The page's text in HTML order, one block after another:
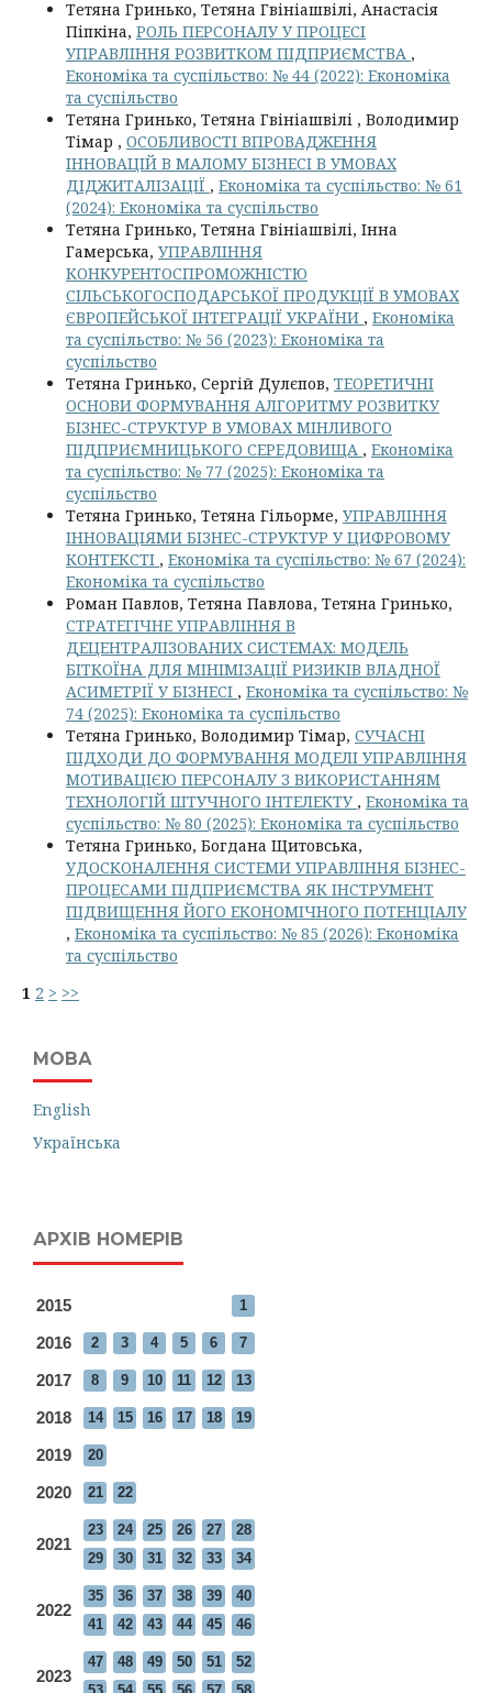
Тетяна Гринько, Тетяна Гвініашвілі, Анастасія
Піпкіна, РОЛЬ ПЕРСОНАЛУ У ПРОЦЕСІ
УПРАВЛІННЯ РОЗВИТКОМ ПІДПРИЄМСТВА ,
Економіка та суспільство: № 44 (2022): Економіка
та суспільство
Тетяна Гринько, Тетяна Гвініашвілі , Володимир
Тімар , ОСОБЛИВОСТІ ВПРОВАДЖЕННЯ
ІННОВАЦІЙ В МАЛОМУ БІЗНЕСІ В УМОВАХ
ДІДЖИТАЛІЗАЦІЇ , Економіка та суспільство: № 61
(2024): Економіка та суспільство
Тетяна Гринько, Тетяна Гвініашвілі, Інна
Гамерська, УПРАВЛІННЯ
КОНКУРЕНТОСПРОМОЖНІСТЮ
СІЛЬСЬКОГОСПОДАРСЬКОЇ ПРОДУКЦІЇ В УМОВАХ
ЄВРОПЕЙСЬКОЇ ІНТЕГРАЦІЇ УКРАЇНИ , Економіка
та суспільство: № 56 (2023): Економіка та
суспільство
Тетяна Гринько, Сергій Дулєпов, ТЕОРЕТИЧНІ
ОСНОВИ ФОРМУВАННЯ АЛГОРИТМУ РОЗВИТКУ
БІЗНЕС-СТРУКТУР В УМОВАХ МІНЛИВОГО
ПІДПРИЄМНИЦЬКОГО СЕРЕДОВИЩА , Економіка
та суспільство: № 77 (2025): Економіка та
суспільство
Тетяна Гринько, Тетяна Гільорме, УПРАВЛІННЯ
ІННОВАЦІЯМИ БІЗНЕС-СТРУКТУР У ЦИФРОВОМУ
КОНТЕКСТІ , Економіка та суспільство: № 67 (2024):
Економіка та суспільство
Роман Павлов, Тетяна Павлова, Тетяна Гринько,
СТРАТЕГІЧНЕ УПРАВЛІННЯ В
ДЕЦЕНТРАЛІЗОВАНИХ СИСТЕМАХ: МОДЕЛЬ
БІТКОЇНА ДЛЯ МІНІМІЗАЦІЇ РИЗИКІВ ВЛАДНОЇ
АСИМЕТРІЇ У БІЗНЕСІ , Економіка та суспільство: №
74 (2025): Економіка та суспільство
Тетяна Гринько, Володимир Тімар, СУЧАСНІ
ПІДХОДИ ДО ФОРМУВАННЯ МОДЕЛІ УПРАВЛІННЯ
МОТИВАЦІЄЮ ПЕРСОНАЛУ З ВИКОРИСТАННЯМ
ТЕХНОЛОГІЙ ШТУЧНОГО ІНТЕЛЕКТУ , Економіка та
суспільство: № 80 (2025): Економіка та суспільство
Тетяна Гринько, Богдана Щитовська,
УДОСКОНАЛЕННЯ СИСТЕМИ УПРАВЛІННЯ БІЗНЕС-
ПРОЦЕСАМИ ПІДПРИЄМСТВА ЯК ІНСТРУМЕНТ
ПІДВИЩЕННЯ ЙОГО ЕКОНОМІЧНОГО ПОТЕНЦІАЛУ
, Економіка та суспільство: № 85 (2026): Економіка
та суспільство
1 2 > >>
МОВА
English
Українська
АРХІВ НОМЕРІВ
2015 1
2016 2 3 4 5 6 7
2017 8 9 10 11 12 13
2018 14 15 16 17 18 19
2019 20
2020 21 22
2021
23 24 25 26 27
28
29
30 31 32 33 34
2022
35 36 37 38 39
40
41
42 43 44 45 46
2023
47 48 49 50 51
52